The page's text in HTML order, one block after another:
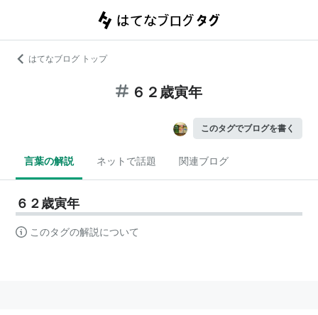
はてなブログ トップ
６２歳寅年
このタグでブログを書く
言葉の解説 ネットで話題 関連ブログ
６２歳寅年
このタグの解説について